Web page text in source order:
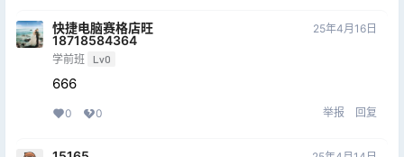
快捷电脑赛格店旺
18718584364
学前班 Lv0
25年4月16日
666
0 0 举报 回复